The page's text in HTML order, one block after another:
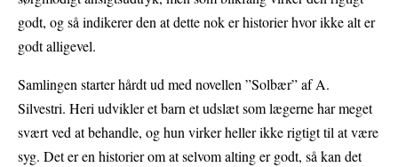
godt, og så indikerer den at dette nok er historier hvor ikke alt er
godt alligevel.
Samlingen starter hårdt ud med novellen ”Solbær” af A.
Silvestri. Heri udvikler et barn et udslæt som lægerne har meget
svært ved at behandle, og hun virker heller ikke rigtigt til at være
syg. Det er en historier om at selvom alting er godt, så kan det